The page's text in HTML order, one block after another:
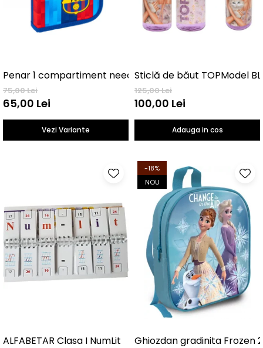
Penar 1 compartiment neechipat FC Barcelona
75,00 Lei
65,00 Lei
Vezi Variante
Sticlă de băut TOPModel
125,00 Lei
100,00 Lei
Adauga in cos
ALFABETAR Clasa I NumLit
-18%
NOU
Ghiozdan gradinita Frozen